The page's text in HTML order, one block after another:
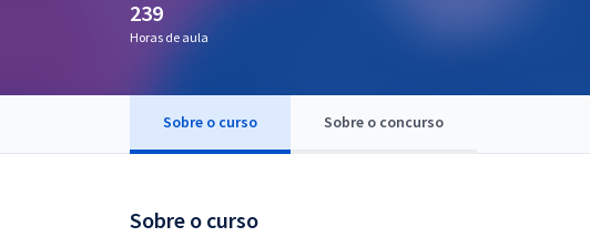
Questões grátis
239
Horas de aula
Sobre o curso Sobre o concurso
Sobre o curso